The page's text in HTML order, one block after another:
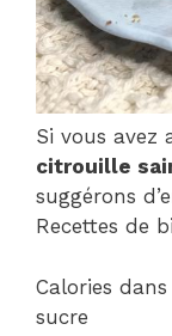
Si vous avez
citrouille
suggérons
Recettes de
Calories
sucre